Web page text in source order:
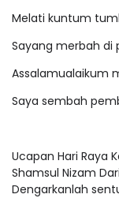
Melati kuntum
Sayang merbah di
Assalamualaikum
Saya sembah
Ucapan Hari Raya
Shamsul Nizam
Dengarkanlah